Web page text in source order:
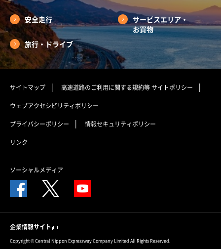
安全走行
サービスエリア・
お買物
旅行・ドライブ
サイトマップ 高速道路のご利用に関する規約等サイトポリシー
ウェブアクセシビリティポリシー
プライバシーポリシー 情報セキュリティポリシー
リンク
ソーシャルメディア
企業情報サイト
Copyright © Central Nippon Expressway Company Limited All Rights Reserved.